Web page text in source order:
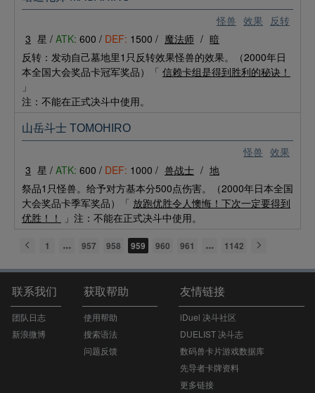
怪兽 效果 反转
3 星 / ATK: 600 / DEF: 1500 / 魔法师 / 暗
反转：发动自己墓地里1只反转效果怪兽的效果。（2000年日
本全国大会奖品卡冠军奖品）「 信赖卡组是得到胜利的秘诀！
」
注：不能在正式决斗中使用。
怪兽 效果
山岳斗士 TOMOHIRO
3 星 / ATK: 600 / DEF: 1000 / 兽战士 / 地
祭品1只怪兽。给予对方基本分500点伤害。（2000年日本全国
大会奖品卡季军奖品）「 放跑优胜令人懊悔！下次一定要得到
优胜！！
」注：不能在正式决斗中使用。
1 957 958 959 960 961 1142
联系我们
团队日志
新浪微博
获取帮助
使用帮助
搜索语法
问题反馈
友情链接
iDuel 决斗社区
DUELIST 决斗志
数码兽卡片游戏数据库
先导者卡牌资料
更多链接